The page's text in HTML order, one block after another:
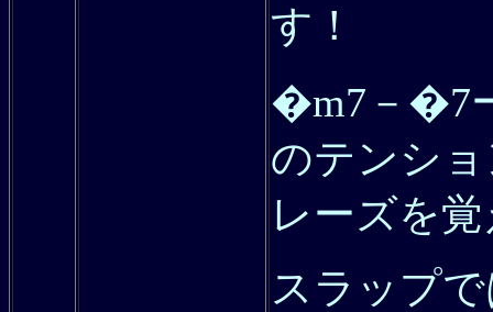
す！
�m7－�7
のテンシ
レーズを
スラップ